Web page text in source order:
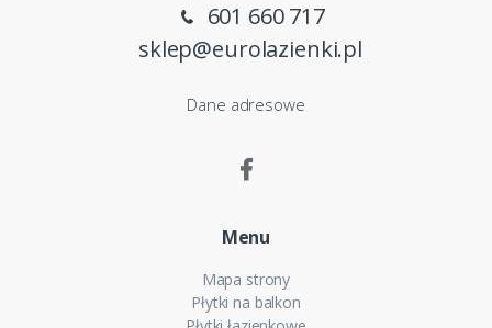
601 660 717
sklep@eurolazienki.pl
Dane adresowe
Menu
Mapa strony
Płytki na balkon